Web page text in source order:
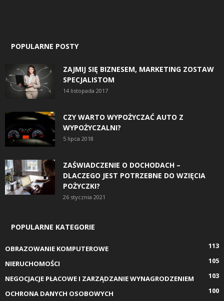
POPULARNE POSTY
ZAJMIJ SIĘ BIZNESEM, MARKETING ZOSTAW
SPECJALISTOM
14 listopada 2017
CZY WARTO WYPOŻYCZAĆ AUTO Z
WYPOŻYCZALNI?
5 lipca 2018
ZAŚWIADCZENIE O DOCHODACH –
DLACZEGO JEST POTRZEBNE DO WZIĘCIA
POŻYCZKI?
26 stycznia 2021
POPULARNE KATEGORIE
OBRAZOWANIE KOMPUTEROWE
113
NIERUCHOMOŚCI
105
NEGOCJACJE PŁACOWE I ZARZĄDZANIE WYNAGRODZENIEM
103
OCHRONA DANYCH OSOBOWYCH
100